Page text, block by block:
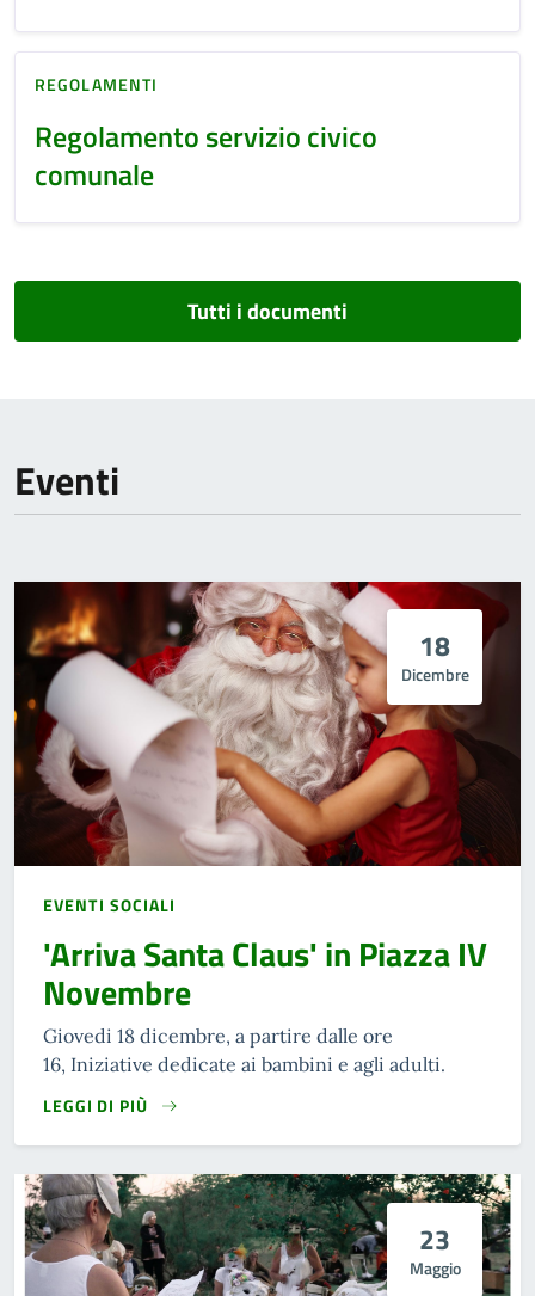
REGOLAMENTI
Regolamento servizio civico
comunale
Tutti i documenti
Eventi
18
Dicembre
EVENTI SOCIALI
'Arriva Santa Claus' in Piazza IV
Novembre
Giovedi 18 dicembre, a partire dalle ore
16, Iniziative dedicate ai bambini e agli adulti.
LEGGI DI PIÙ
23
Maggio